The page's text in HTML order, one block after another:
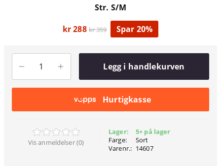
Str. S/M
kr 288 kr 359 Spar 20%
Legg i handlekurven
Hurtigkasse
Vis anmeldelser (0)
Lager:
Farge:
Varenr.:
5+ på lager
Sort
14607